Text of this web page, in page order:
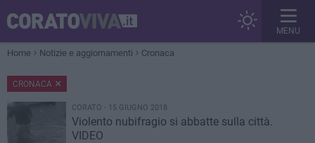
MENU
Home Notizie e aggiornamenti Cronaca
CRONACA
CORATO - 15 GIUGNO 2018
Violento nubifragio si abbatte sulla città.
VIDEO